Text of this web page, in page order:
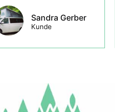
Sandra Gerber
Kunde